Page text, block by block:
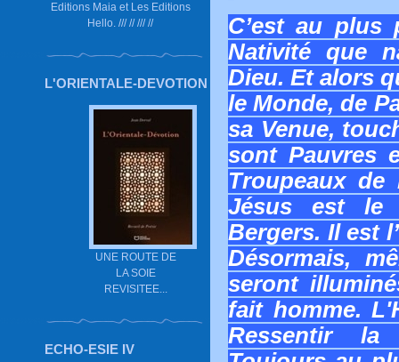
Editions Maia et Les Editions
Hello. /// // /// //
L'ORIENTALE-DEVOTION
UNE ROUTE DE
LA SOIE
REVISITEE...
ECHO-ESIE IV
C’est au
Nativité que
Dieu. Et alors
le Monde, de
sa Venue,
sont Pauvres
Troupeaux de
Jésus est le
Bergers. Il est
Désormais,
seront
fait homme.
Ressentir la